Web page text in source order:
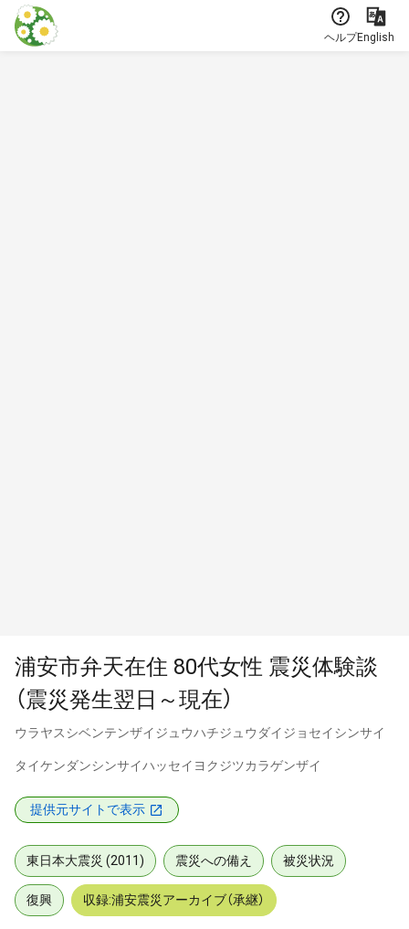
本文に飛ぶ
ヘルプEnglish
浦安市弁天在住 80代女性 震災体験談
（震災発生翌日～現在）
ウラヤスシベンテンザイジュウハチジュウダイジョセイシンサイ
タイケンダンシンサイハッセイヨクジツカラゲンザイ
提供元サイトで表示
東日本大震災 (2011) 震災への備え 被災状況
復興 収録:浦安震災アーカイブ（承継）